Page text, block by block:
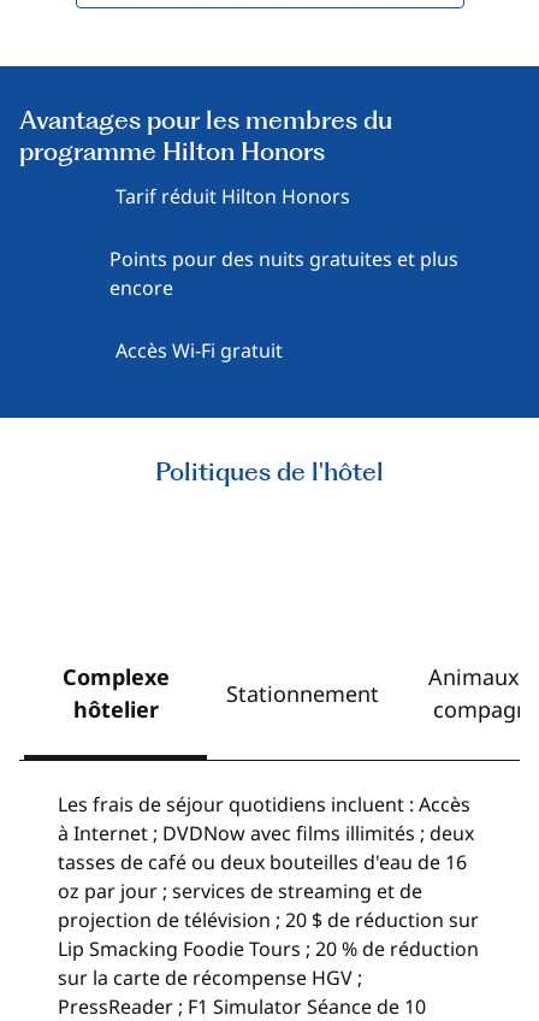
Avantages pour les membres du
programme Hilton Honors
Tarif réduit Hilton Honors
Points pour des nuits gratuites et plus
encore
Accès Wi-Fi gratuit
Politiques de l'hôtel
Complexe
hôtelier
Stationnement
Animaux
Les frais de séjour quotidiens incluent : Accès
à Internet ; DVDNow avec films illimités ; deux
tasses de café ou deux bouteilles d'eau de 16
oz par jour ; services de streaming et de
projection de télévision ; 20 $ de réduction sur
Lip Smacking Foodie Tours ; 20 % de réduction
sur la carte de récompense HGV ;
PressReader ; F1 Simulator Séance de 10